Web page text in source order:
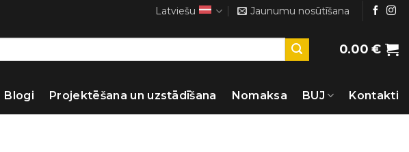
Latviešu Jaunumu nosūtīšana
0.00€
Blogi Projektēšana un uzstādīšana Nomaksa BUJ Kontakti